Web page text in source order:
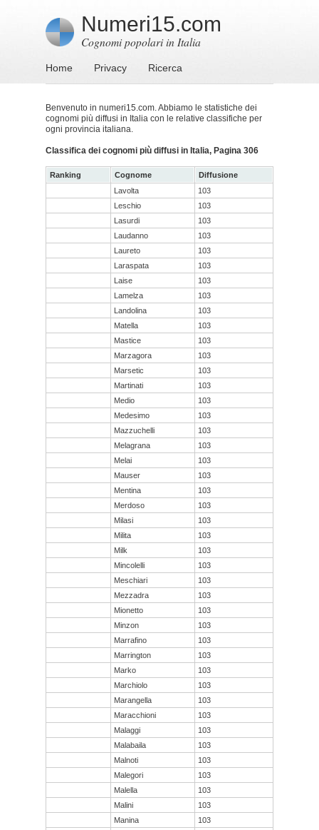
Numeri15.com
Cognomi popolari in Italia
Home Privacy Ricerca
Benvenuto in numeri15.com. Abbiamo le statistiche dei
cognomi più diffusi in Italia con le relative classifiche per
ogni provincia italiana.
Classifica dei cognomi più diffusi in Italia, Pagina 306
Ranking Cognome
Diffusione
Lavolta
103
Leschio
103
Lasurdi
103
Laudanno
103
Laureto
103
Laraspata
103
Laise
103
Lamelza
103
Landolina
103
Matella
103
Mastice
103
Marzagora
103
Marsetic
103
Martinati
103
Medio
103
Medesimo
103
Mazzuchelli
103
Melagrana
103
Melai
103
Mauser
103
Mentina
103
Merdoso
103
Milasi
103
Milita
103
Milk
103
Mincolelli
103
Meschiari
103
Mezzadra
103
Mionetto
103
Minzon
103
Marrafino
103
Marrington
103
Marko
103
Marchiolo
103
Marangella
103
Maracchioni
103
Malaggi
103
Malabaila
103
Malnoti
103
Malegori
103
Malella
103
Malini
103
Manina
103